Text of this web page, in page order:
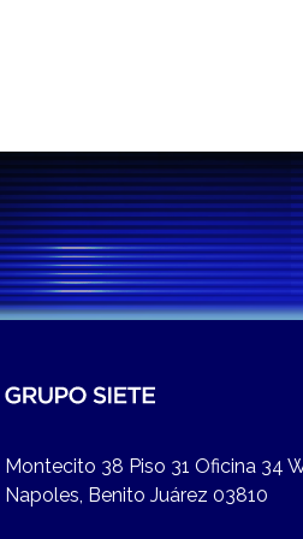
Montecito 38 Piso 31 Oficina 34
Napoles, Benito Juárez 03810